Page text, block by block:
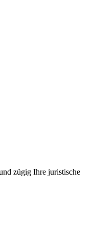
zügig Ihre juristische